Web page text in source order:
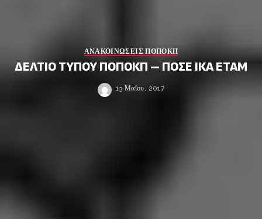
ΑΝΑΚΟΙΝΩΣΕΙΣ ΠΟΠΟΚΠ
ΔΕΛΤΙΟ ΤΥΠΟΥ ΠΟΠΟΚΠ – ΠΟΣΕ ΙΚΑ ΕΤΑΜ
13 Μαΐου, 2017